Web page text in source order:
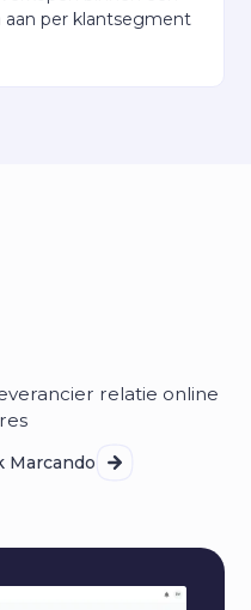
aan per klantsegment
relatie online
Marcando